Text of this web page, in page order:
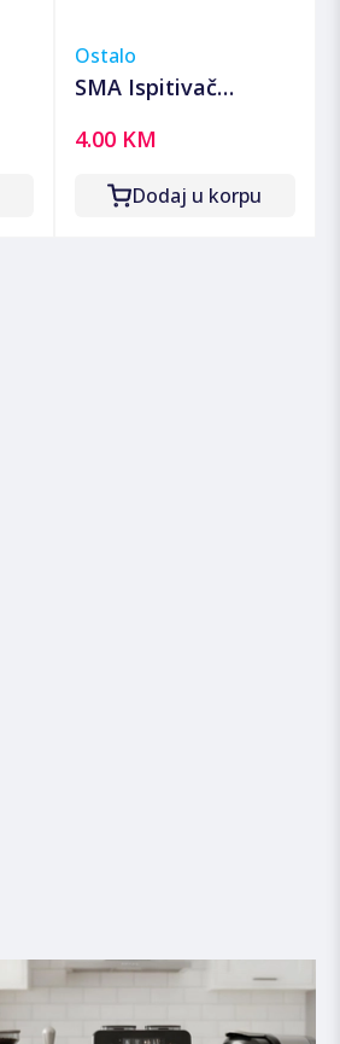
Ostalo
SMA Ispitivač
FC 20
4.00 KM
Dodaj u korpu